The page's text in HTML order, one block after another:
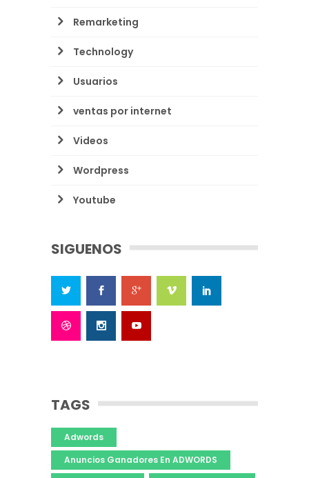
Remarketing
Technology
Usuarios
ventas por internet
Videos
Wordpress
Youtube
SIGUENOS
TAGS
Adwords
Anuncios Ganadores En ADWORDS